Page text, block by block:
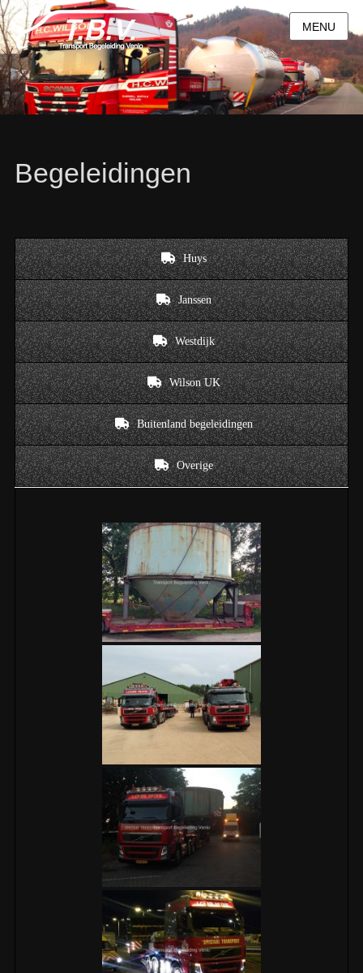
MENU
Begeleidingen
Huys
Janssen
Westdijk
Wilson UK
Buitenland begeleidingen
Overige